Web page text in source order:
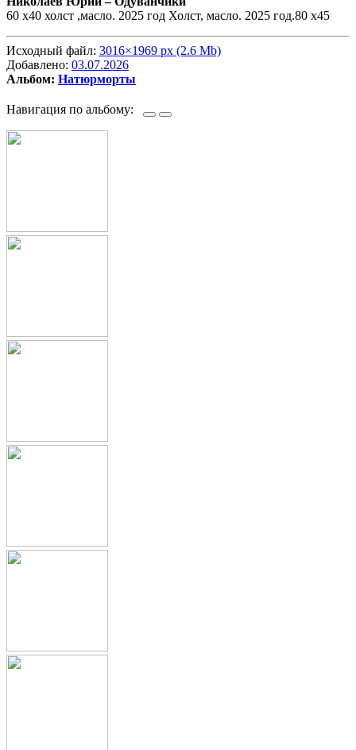
60 x40 холст ,масло. 2025 год Холст, масло. 2025 год.80 x45
Исходный файл: 3016×1969 px (2.6 Mb)
Добавлено: 03.07.2026
Альбом: Натюрморты
Навигация по альбому: